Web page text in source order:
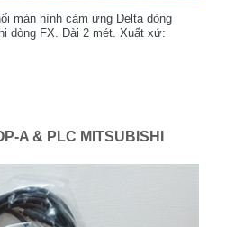
màn hình cảm ứng Delta dòng
dòng FX. Dài 2 mét. Xuất xứ:
A & PLC MITSUBISHI